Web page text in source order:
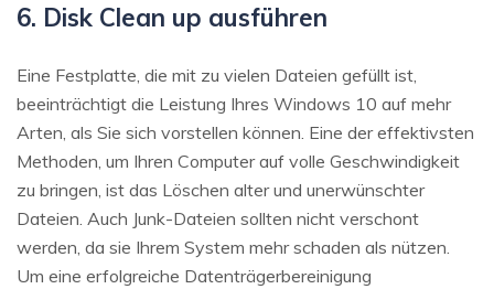
6. Disk Clean up ausführen
Eine Festplatte, die mit zu vielen Dateien gefüllt ist,
beeinträchtigt die Leistung Ihres Windows 10 auf mehr
Arten, als Sie sich vorstellen können. Eine der effektivsten
Methoden, um Ihren Computer auf volle Geschwindigkeit
zu bringen, ist das Löschen alter und unerwünschter
Dateien. Auch Junk-Dateien sollten nicht verschont
werden, da sie Ihrem System mehr schaden als nützen.
Um eine erfolgreiche Datenträgerbereinigung